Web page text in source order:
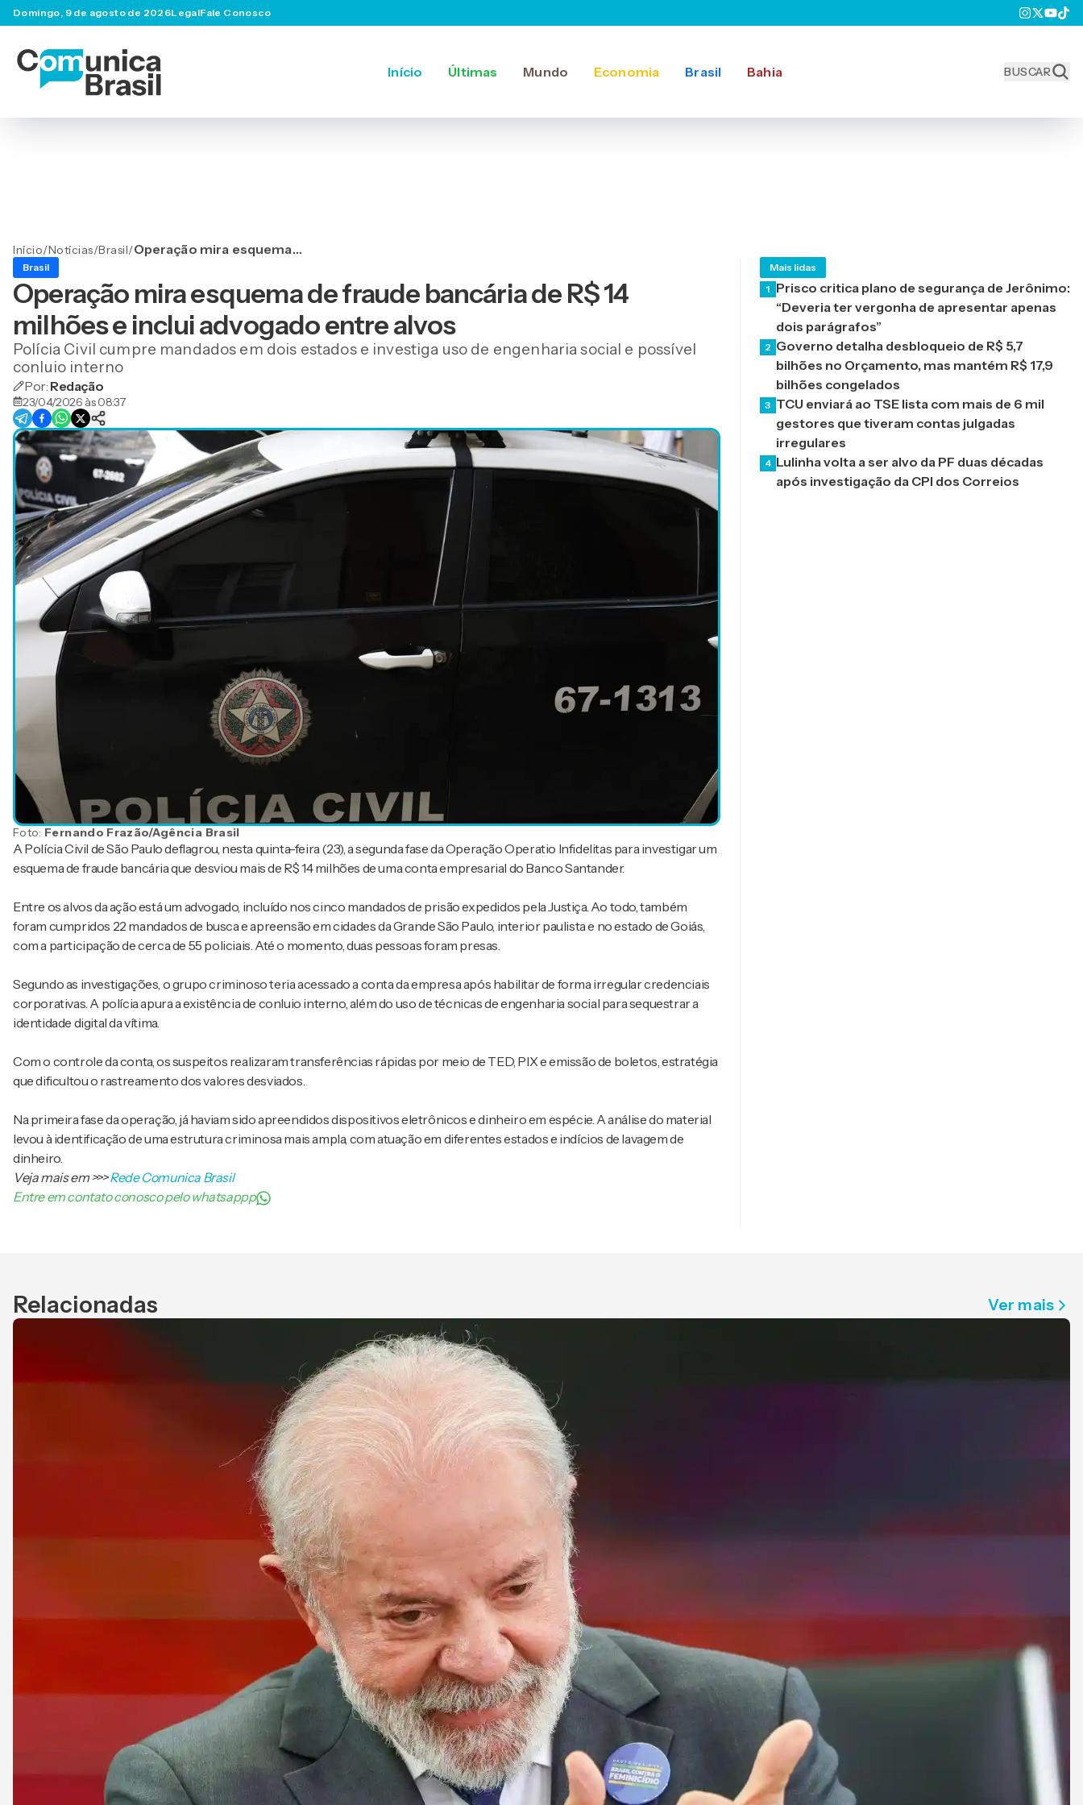
Domingo, 9 de agosto de 2026LegalFale Conosco
Início Últimas Mundo Economia Brasil Bahia BUSCAR
Início/Notícias/Brasil/Operação mira esquema
milhões e inclui advogado
entre alvos
Brasil
Operação mira esquema de fraude bancária de R$ 14
milhões e inclui advogado entre alvos
Polícia Civil cumpre mandados em dois estados e investiga uso de engenharia social e possível
conluio interno
Por: Redação
23/04/2026 às 08:37
Foto: Fernando Frazão/Agência Brasil
A Polícia Civil de São Paulo deflagrou, nesta quinta-feira (23), a segunda fase da Operação Operatio Infidelitas para investigar um
esquema de fraude bancária que desviou mais de R$ 14 milhões de uma conta empresarial do Banco Santander.
Entre os alvos da ação está um advogado, incluído nos cinco mandados de prisão expedidos pela Justiça. Ao todo, também
foram cumpridos 22 mandados de busca e apreensão em cidades da Grande São Paulo, interior paulista e no estado de Goiás,
com a participação de cerca de 55 policiais. Até o momento, duas pessoas foram presas.
Segundo as investigações, o grupo criminoso teria acessado a conta da empresa após habilitar de forma irregular credenciais
corporativas. A polícia apura a existência de conluio interno, além do uso de técnicas de engenharia social para sequestrar a
identidade digital da vítima.
Com o controle da conta, os suspeitos realizaram transferências rápidas por meio de TED, PIX e emissão de boletos, estratégia
que dificultou o rastreamento dos valores desviados.
Na primeira fase da operação, já haviam sido apreendidos dispositivos eletrônicos e dinheiro em espécie. A análise do material
levou à identificação de uma estrutura criminosa mais ampla, com atuação em diferentes estados e indícios de lavagem de
dinheiro.
Veja mais em>>>Rede Comunica Brasil
Entre em contato conosco pelo whatsappp
Mais lidas
1 Prisco critica plano de segurança de Jerônimo:
“Deveria ter vergonha de apresentar apenas
dois parágrafos”
2 Governo detalha desbloqueio de R$ 5,7
bilhões no Orçamento, mas mantém R$ 17,9
bilhões congelados
3 TCU enviará ao TSE lista com mais de 6 mil
gestores que tiveram contas julgadas
irregulares
4 Lulinha volta a ser alvo da PF duas décadas
após investigação da CPI dos Correios
Relacionadas Ver mais